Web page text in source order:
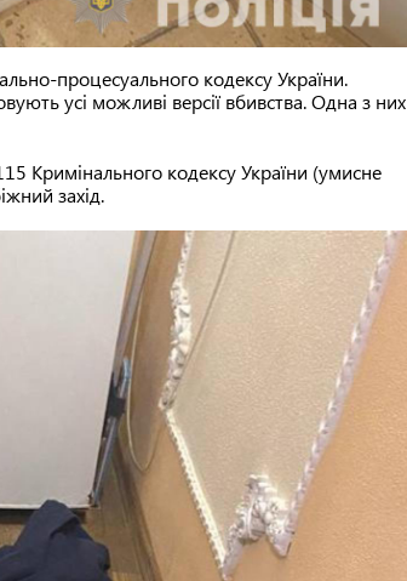
процесуального кодексу України.
усі можливі версії вбивства. Одна з них
Кримінального кодексу України (умисне
захід.